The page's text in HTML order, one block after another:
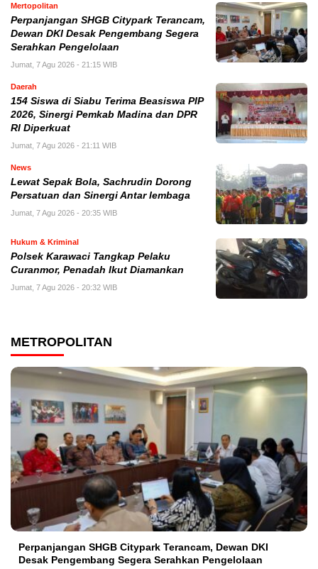
Mertopolitan
Perpanjangan SHGB Citypark Terancam,
Dewan DKI Desak Pengembang Segera
Serahkan Pengelolaan
Jumat, 7 Agu 2026 - 21:15 WIB
Daerah
154 Siswa di Siabu Terima Beasiswa PIP
2026, Sinergi Pemkab Madina dan DPR
RI Diperkuat
Jumat, 7 Agu 2026 - 21:11 WIB
News
Lewat Sepak Bola, Sachrudin Dorong
Persatuan dan Sinergi Antar lembaga
Jumat, 7 Agu 2026 - 20:35 WIB
Hukum & Kriminal
Polsek Karawaci Tangkap Pelaku
Curanmor, Penadah Ikut Diamankan
Jumat, 7 Agu 2026 - 20:32 WIB
METROPOLITAN
Perpanjangan SHGB Citypark Terancam, Dewan DKI
Desak Pengembang Segera Serahkan Pengelolaan